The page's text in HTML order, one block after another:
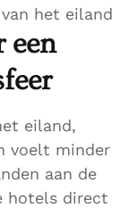
het eiland
een
eiland,
voelt minder
aan de
hotels direct